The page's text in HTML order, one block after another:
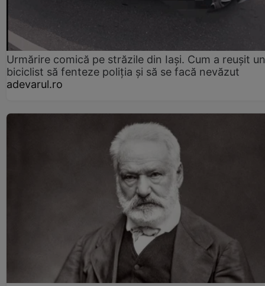
Urmărire comică pe străzile din Iași. Cum a reușit un
biciclist să fenteze poliția și să se facă nevăzut
adevarul.ro